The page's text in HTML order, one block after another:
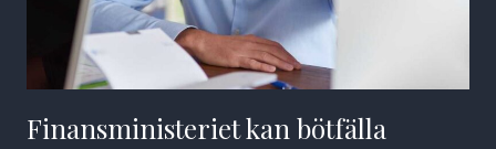
Finansministeriet kan bötfälla